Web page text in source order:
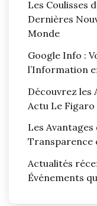
Les Coulisses
Dernières
Monde
Google Info :
l’Information
Découvrez les
Actu Le Figaro
Les
Transparence
Actualités
Événements